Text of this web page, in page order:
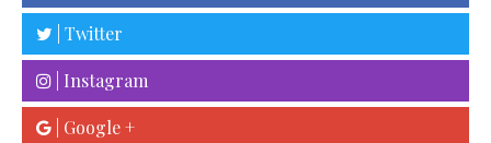
| Twitter
| Instagram
| Google +